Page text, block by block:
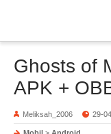
Ghosts of
APK +
Meliksah_2006 29-